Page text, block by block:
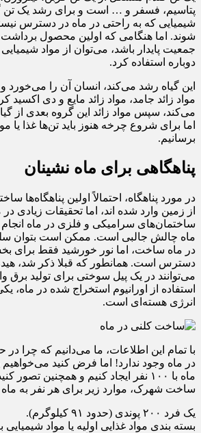
پتاسیم، فسفر و … است و برای رشد یک تن
شیمیایی که به راحتی در ماه در دسترس
شوند. اما هنگامی که اولین محصول برداشت
جمعیت پایدار باشد، می‌توان از مواد
دوباره استفاده کرد.
این گیاه رشد می‌کند، انسان آن را
مواد زائد جامد، مواد زائد مایع و دی اکسید
می‌کند، سپس مواد زائد این گروه بعدی از
اما برای شروع چرخه هنوز باید تن‌ها غذا یا
برسانیم.
پناهگاهی برای ماه نشینان
در مورد پناهگاه، احتمالاً اولین پناهگاه‌ها
از زمین وارد شده اند، اما تحقیقات زیادی
ساختمان‌های سرامیکی و فلزی در ماه
ماه چالش جالبی است. ممکن است بتوان
در ماه ساخت، اما نور خورشید فقط برای
دسترس است. همانطور که قبلا ذکر شد،
می‌توانند در یک پیل سوختی برای تولید برق
استفاده از اورانیوم استخراج شده در ماه،
انرژی هسته‌ای است.
با تمام این اطلاعات، ما می‌دانیم که چرا
در ماه وجود ندارد! اما فرض کنید
ماه با ۱۰۰ نفر ایجاد کنیم و همچنین
ساخت شهرک، موارد زیر برای هر نفر به
یک فرد ۲۰۰ پوندی (حدود ۹۱ کیلوگرم).
بسته بندی مواد غذایی اولیه یا مواد